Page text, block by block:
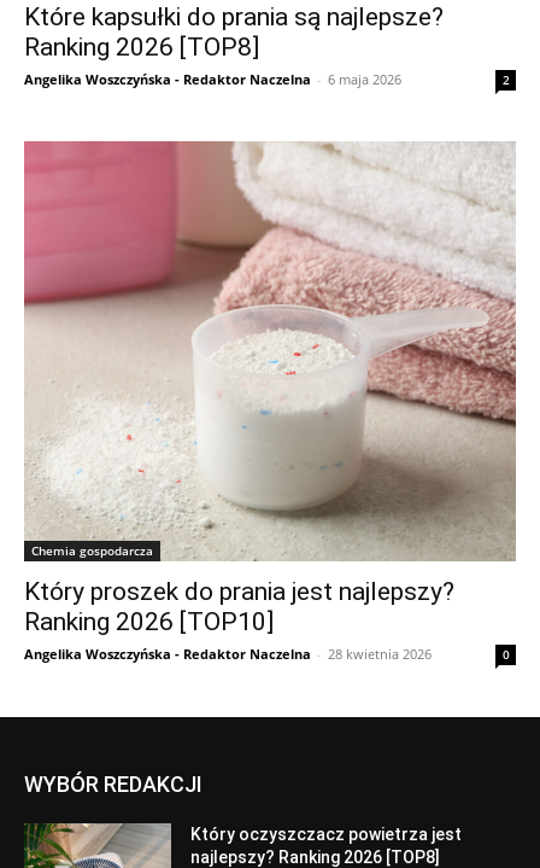
Które kapsułki do prania są najlepsze?
Ranking 2026 [TOP8]
Angelika Woszczyńska - Redaktor Naczelna - 6 maja 2026 2
Chemia gospodarcza
Który proszek do prania jest najlepszy?
Ranking 2026 [TOP10]
Angelika Woszczyńska - Redaktor Naczelna - 28 kwietnia 2026 0
WYBÓR REDAKCJI
Który oczyszczacz powietrza jest
najlepszy? Ranking 2026 [TOP8]